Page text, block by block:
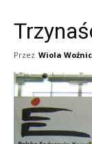
Przez Wiola